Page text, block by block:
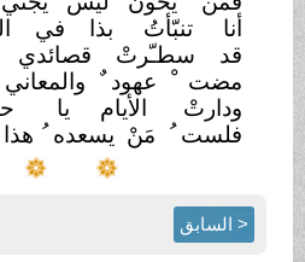
في الصِبا
قصائدي كل
ما
والمعاني
هنا
يا حسرتي
هذا الأسى
قد كان
في